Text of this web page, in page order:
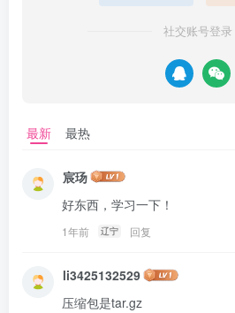
社交账号登录
最新 最热
宸玚
好东西，学习一下！
1年前 辽宁 回复
li3425132529
压缩包是tar.gz